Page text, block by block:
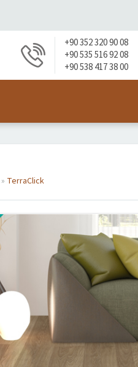
+90 352 320 90 08
+90 535 516 92 08
+90 538 417 38 00
» TerraClick